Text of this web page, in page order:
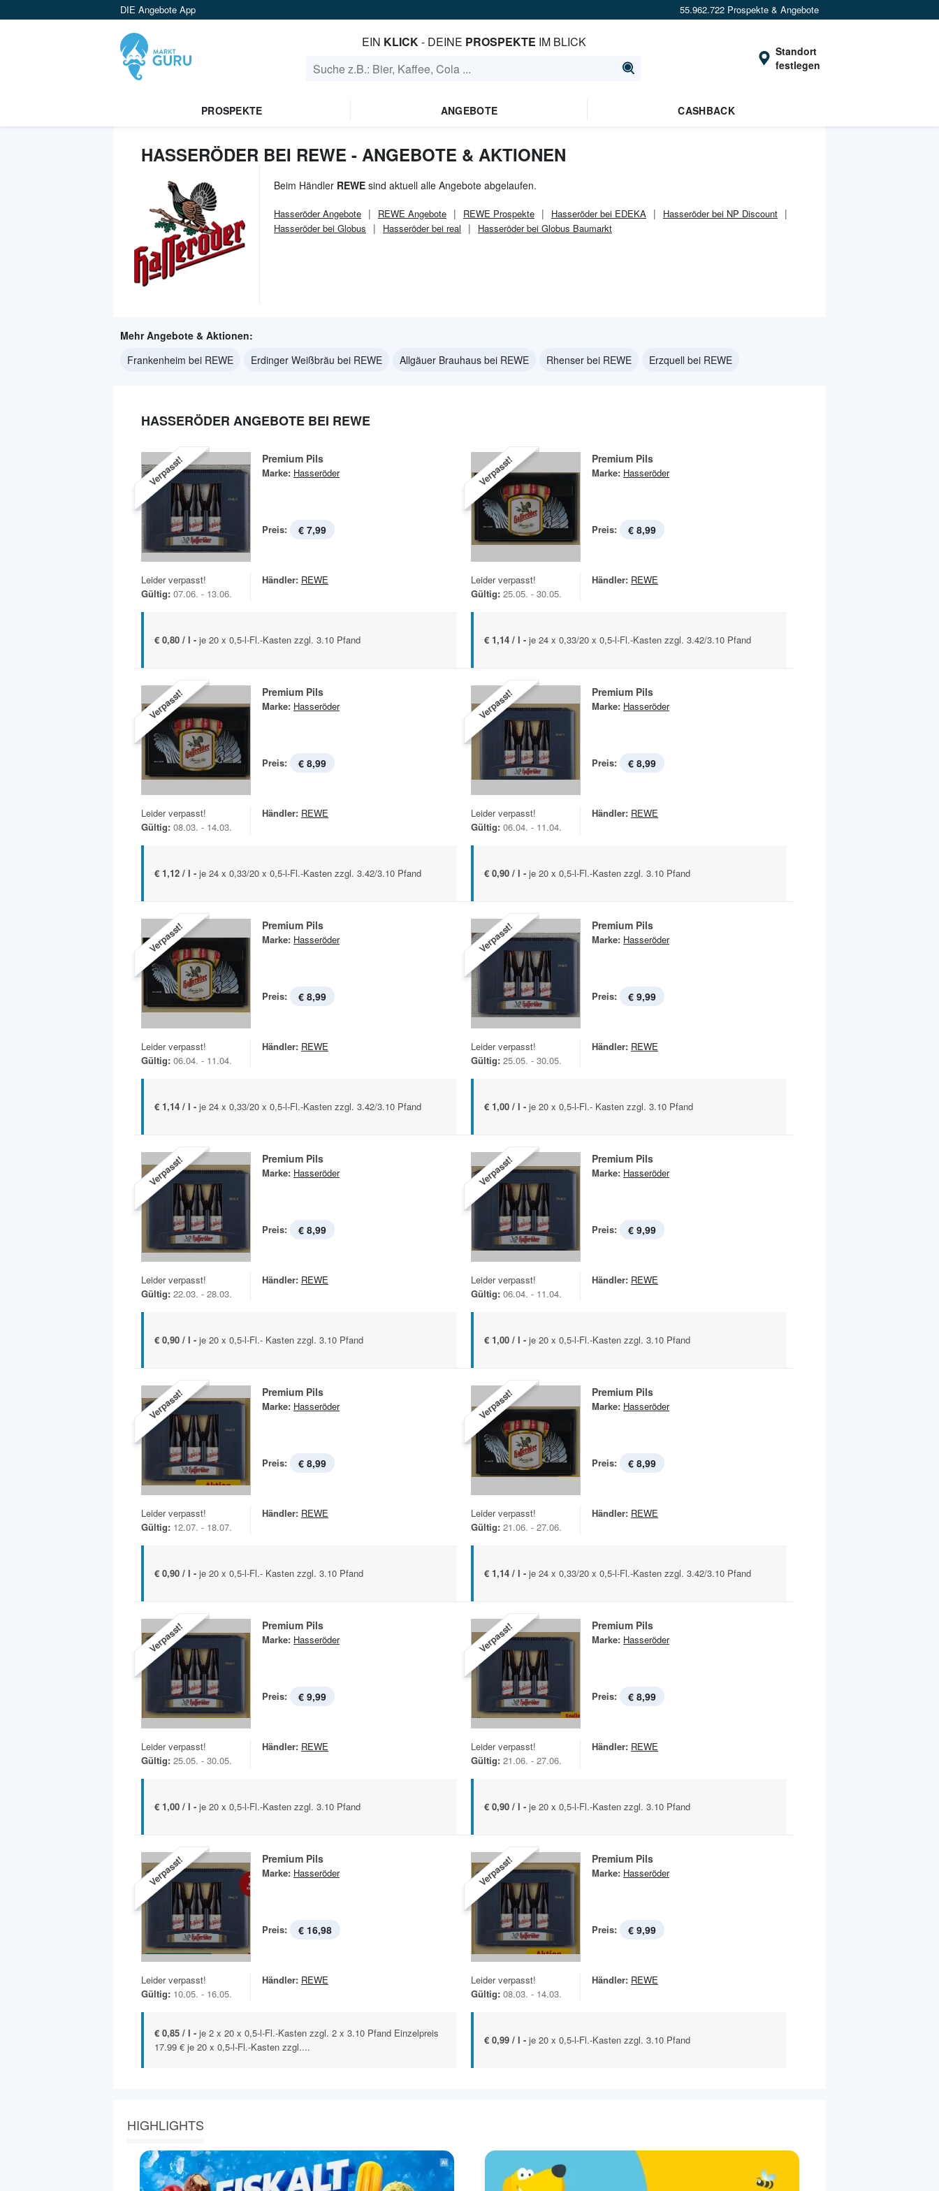
DIE Angebote App 55.962.722 Prospekte & Angebote
EIN KLICK- DEINE PROSPEKTE IM BLICK
Standort
festlegen
PROSPEKTE ANGEBOTE CASHBACK
HASSERÖDER BEI REWE - ANGEBOTE & AKTIONEN
Beim Händler REWE sind aktuell alle Angebote abgelaufen.
HasseröderAngebote REWE Angebote REWE Prospekte Hasseröder bei EDEKA
Hasseröder bei NP Discount
Hasseröder bei Globus
Hasseröder bei real Hasseröder bei Globus Baumarkt
Mehr Angebote & Aktionen:
Frankenheim bei REWE
Erdinger Weißbräu bei REWE Allgäuer Brauhaus bei REWE Rhenser bei REWE Erzquell bei REWE
HASSERÖDER ANGEBOTE BEI REWE
Verpasst! Premium Pils
Marke: Hasseröder
Preis: € 7,99
Leider verpasst!
Gültig: 07.06. - 13.06.
Händler: REWE
€ 0,80 / l - je 20 x 0,5-l-Fl.-Kasten zzgl. 3.10 Pfand
Verpasst! Premium Pils
Marke: Hasseröder
Preis: € 8,99
Leider verpasst!
Gültig: 25.05. - 30.05.
Händler: REWE
€ 1,14 / l - je 24 x 0,33/20 x 0,5-l-Fl.-Kasten zzgl. 3.42/3.10 Pfand
Verpasst! Premium Pils
Marke: Hasseröder
Preis: € 8,99
Leider verpasst!
Gültig: 08.03. - 14.03.
Händler: REWE
€ 1,12 / l - je 24 x 0,33/20 x 0,5-l-Fl.-Kasten zzgl. 3.42/3.10 Pfand
Verpasst! Premium Pils
Marke: Hasseröder
Preis: € 8,99
Leider verpasst!
Gültig: 06.04. - 11.04.
Händler: REWE
€ 0,90 / l - je 20 x 0,5-l-Fl.-Kasten zzgl. 3.10 Pfand
Verpasst! Premium Pils
Marke: Hasseröder
Preis: € 8,99
Leider verpasst!
Gültig: 06.04. - 11.04.
Händler: REWE
€ 1,14 / l - je 24 x 0,33/20 x 0,5-l-Fl.-Kasten zzgl. 3.42/3.10 Pfand
Verpasst! Premium Pils
Marke: Hasseröder
Preis: € 9,99
Leider verpasst!
Gültig: 25.05. - 30.05.
Händler: REWE
€ 1,00 / l - je 20 x 0,5-l-Fl.- Kasten zzgl. 3.10 Pfand
Verpasst! Premium Pils
Marke: Hasseröder
Preis: € 8,99
Leider verpasst!
Gültig: 22.03. - 28.03.
Händler: REWE
€ 0,90 / l - je 20 x 0,5-l-Fl.- Kasten zzgl. 3.10 Pfand
Verpasst! Premium Pils
Marke: Hasseröder
Preis: € 9,99
Leider verpasst!
Gültig: 06.04. - 11.04.
Händler: REWE
€ 1,00 / l - je 20 x 0,5-l-Fl.-Kasten zzgl. 3.10 Pfand
Verpasst! Premium Pils
Marke: Hasseröder
Preis: € 8,99
Leider verpasst!
Gültig: 12.07. - 18.07.
Händler: REWE
€ 0,90 / l - je 20 x 0,5-l-Fl.- Kasten zzgl. 3.10 Pfand
Verpasst! Premium Pils
Marke: Hasseröder
Preis: € 8,99
Leider verpasst!
Gültig: 21.06. - 27.06.
Händler: REWE
€ 1,14 / l - je 24 x 0,33/20 x 0,5-l-Fl.-Kasten zzgl. 3.42/3.10 Pfand
Verpasst! Premium Pils
Marke: Hasseröder
Preis: € 9,99
Leider verpasst!
Gültig: 25.05. - 30.05.
Händler: REWE
€ 1,00 / l - je 20 x 0,5-l-Fl.-Kasten zzgl. 3.10 Pfand
Verpasst! Premium Pils
Marke: Hasseröder
Preis: € 8,99
Leider verpasst!
Gültig: 21.06. - 27.06.
Händler: REWE
€ 0,90 / l - je 20 x 0,5-l-Fl.-Kasten zzgl. 3.10 Pfand
Verpasst! Premium Pils
Marke: Hasseröder
Preis: € 16,98
Leider verpasst!
Gültig: 10.05. - 16.05.
Händler: REWE
€ 0,85 / l - je 2 x 20 x 0,5-l-Fl.-Kasten zzgl. 2 x 3.10 Pfand Einzelpreis
17.99 € je 20 x 0,5-l-Fl.-Kasten zzgl....
Verpasst! Premium Pils
Marke: Hasseröder
Preis: € 9,99
Leider verpasst!
Gültig: 08.03. - 14.03.
Händler: REWE
€ 0,99 / l - je 20 x 0,5-l-Fl.-Kasten zzgl. 3.10 Pfand
HIGHLIGHTS